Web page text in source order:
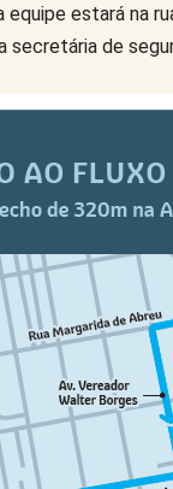
estará na
secretária de